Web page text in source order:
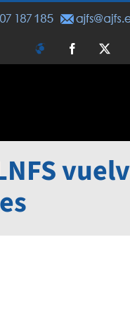
AJFS Facebook